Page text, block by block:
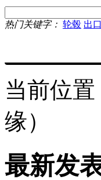
热门关键字： 轮毂 出口
当前位置
缘）
最新发